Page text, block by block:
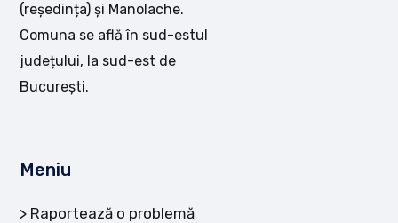
(reședința) și Manolache.
Comuna se află în sud-estul
județului, la sud-est de
București.
Meniu
Raportează o problemă